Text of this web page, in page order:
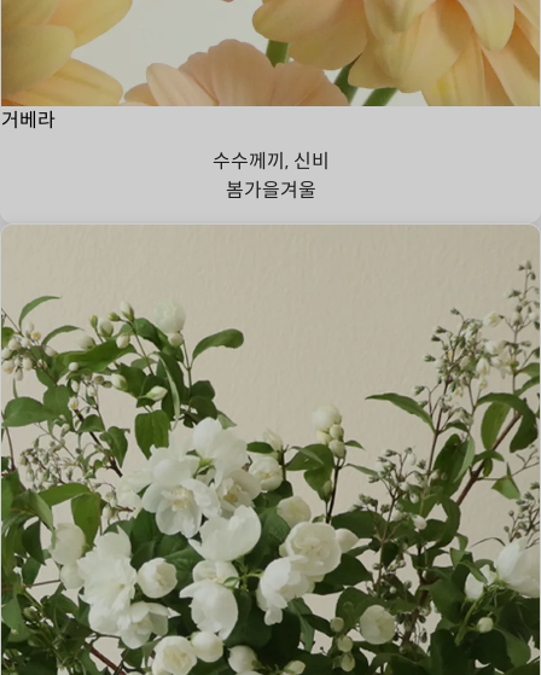
거베라
수수께끼, 신비
봄가을겨울